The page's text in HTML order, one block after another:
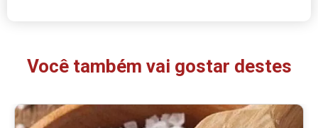
Você também vai gostar destes